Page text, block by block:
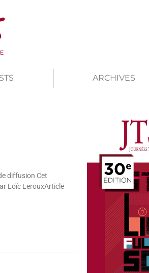
ARCHIVES
diffusion Cet
Loïc LerouxArticle